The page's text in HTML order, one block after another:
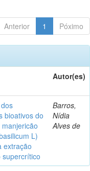
Anterior 1 Póximo
Autor(es)
bioativos do
L)
extração
supercrítico
Barros,
Nídia
Alves de